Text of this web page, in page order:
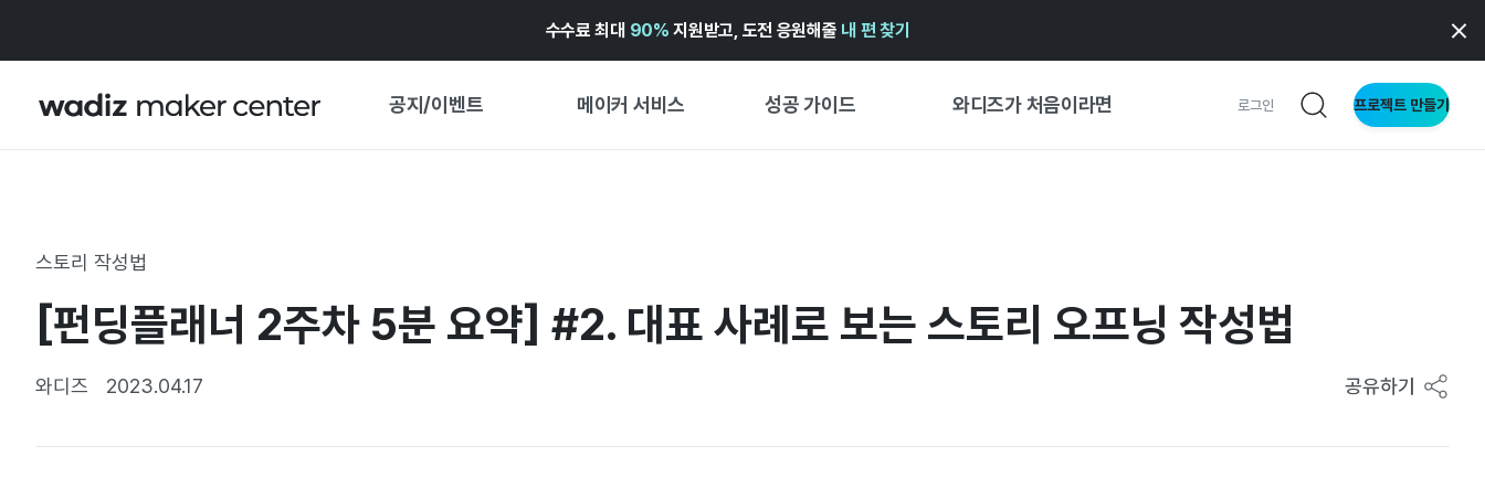
수수료 최대 90% 지원받고, 도전 응원해줄 내 편 찾기
공지/이벤트 메이커 서비스 성공 가이드 와디즈가 처음이라면 로그인 프로젝트 만들기
기획전 캘린더
와디즈 어워즈 ↗︎
성공 스토리
프리오더
스토어
창작형
스토리 작성법
[펀딩플래너 2주차 5분 요약] #2. 대표 사례로 보는 스토리 오프닝 작성법
와디즈 2023.04.17 공유하기